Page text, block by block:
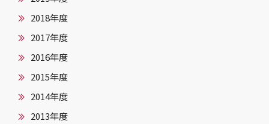
2018年度
2017年度
2016年度
2015年度
2014年度
2013年度